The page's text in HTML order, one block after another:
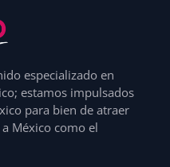
especializado en
estamos impulsados
para bien de atraer
México como el